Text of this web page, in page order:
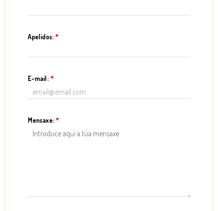
Apelidos:*
E-mail:*
Mensaxe:*